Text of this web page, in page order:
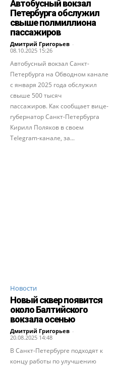
Автобусный вокзал
Петербурга обслужил
свыше полмиллиона
пассажиров
Дмитрий Григорьев -
08.10.2025 15:26
Автобусный вокзал Санкт-
Петербурга на Обводном канале
с января 2025 года обслужил
свыше 500 тысяч
пассажиров. Как сообщает вице-
губернатор Санкт-Петербурга
Кирилл Поляков в своем
Telegram-канале, за...
Новости
Новый сквер появится
около Балтийского
вокзала осенью
Дмитрий Григорьев -
20.08.2025 14:48
В Санкт-Петербурге подходят к
концу работы по улучшению